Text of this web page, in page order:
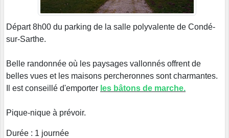
Départ 8h00 du parking de la salle polyvalente de Condé-
sur-Sarthe.
Belle randonnée où les paysages vallonnés offrent de
belles vues et les maisons percheronnes sont charmantes.
Il est conseillé d'emporter les bâtons de marche.
Pique-nique à prévoir.
Durée : 1 journée